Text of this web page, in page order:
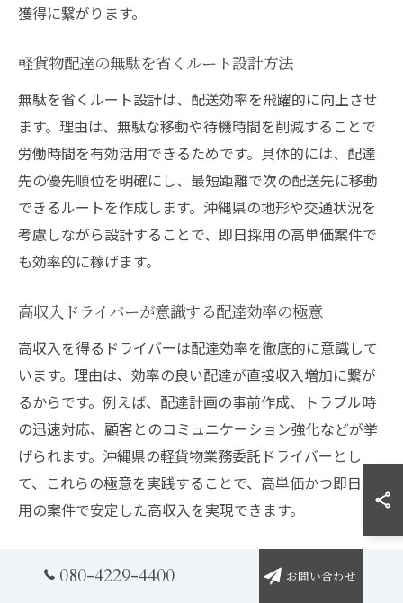
獲得に繋がります。
軽貨物配達の無駄を省くルート設計方法
無駄を省くルート設計は、配送効率を飛躍的に向上させ
ます。理由は、無駄な移動や待機時間を削減することで
労働時間を有効活用できるためです。具体的には、配達
先の優先順位を明確にし、最短距離で次の配送先に移動
できるルートを作成します。沖縄県の地形や交通状況を
考慮しながら設計することで、即日採用の高単価案件で
も効率的に稼げます。
高収入ドライバーが意識する配達効率の極意
高収入を得るドライバーは配達効率を徹底的に意識して
います。理由は、効率の良い配達が直接収入増加に繋が
るからです。例えば、配達計画の事前作成、トラブル時
の迅速対応、顧客とのコミュニケーション強化などが挙
げられます。沖縄県の軽貨物業務委託ドライバーとし
て、これらの極意を実践することで、高単価かつ即日採
用の案件で安定した高収入を実現できます。
理想の働き方を叶える軽貨物ド
080-4229-4400 お問い合わせ